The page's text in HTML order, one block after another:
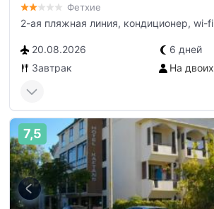
Фетхие
2-ая пляжная линия, кондиционер, wi-fi
20.08.2026
6 дней
Завтрак
На двоих
7,5